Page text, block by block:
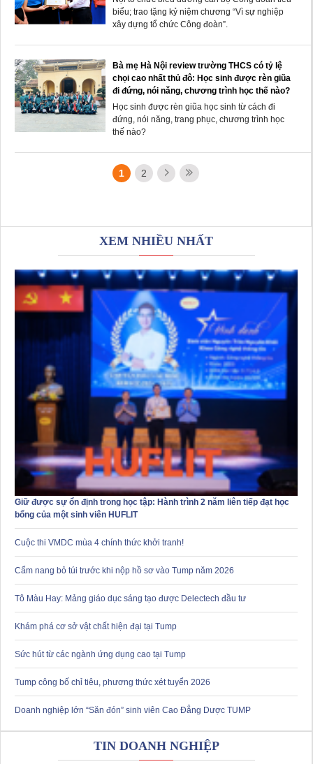
biểu; trao tặng kỷ niệm chương “Vì sự nghiệp
xây dựng tổ chức Công đoàn”.
Bà mẹ Hà Nội review trường THCS có tỷ lệ
chọi cao nhất thủ đô: Học sinh được rèn giũa
đi đứng, nói năng, chương trình học thế nào?
Học sinh được rèn giũa học sinh từ cách đi
đứng, nói năng, trang phục, chương trình học
thế nào?
1 2
XEM NHIỀU NHẤT
Giữ được sự ổn định trong học tập: Hành trình 2 năm liên tiếp đạt học
bổng của một sinh viên HUFLIT
Cuộc thi VMDC mùa 4 chính thức khởi tranh!
Cẩm nang bỏ túi trước khi nộp hồ sơ vào Tump năm 2026
Tô Màu Hay: Mảng giáo dục sáng tạo được Delectech đầu tư
Khám phá cơ sở vật chất hiện đại tại Tump
Sức hút từ các ngành ứng dụng cao tại Tump
Tump công bố chỉ tiêu, phương thức xét tuyển 2026
Doanh nghiệp lớn “Săn đón” sinh viên Cao Đẳng Dược TUMP
TIN DOANH NGHIỆP